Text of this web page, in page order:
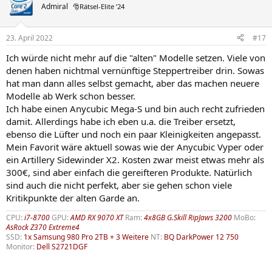
Admiral 🎅Rätsel-Elite ’24
23. April 2022 #17
Ich würde nicht mehr auf die "alten" Modelle setzen. Viele von
denen haben nichtmal vernünftige Steppertreiber drin. Sowas
hat man dann alles selbst gemacht, aber das machen neuere
Modelle ab Werk schon besser.
Ich habe einen Anycubic Mega-S und bin auch recht zufrieden
damit. Allerdings habe ich eben u.a. die Treiber ersetzt,
ebenso die Lüfter und noch ein paar Kleinigkeiten angepasst.
Mein Favorit wäre aktuell sowas wie der Anycubic Vyper oder
ein Artillery Sidewinder X2. Kosten zwar meist etwas mehr als
300€, sind aber einfach die gereifteren Produkte. Natürlich
sind auch die nicht perfekt, aber sie gehen schon viele
Kritikpunkte der alten Garde an.
CPU:i7-8700GPU:AMD RX 9070 XTRam:4x8GB G.Skill RipJaws 3200 MoBo:
AsRock Z370 Extreme4
SSD: 1x Samsung 980 Pro 2TB + 3 Weitere NT: BQ DarkPower 12 750
Monitor: Dell S2721DGF